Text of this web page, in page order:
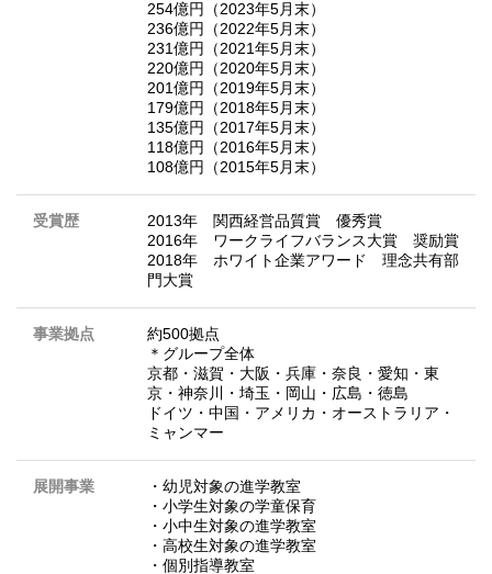
254億円（2023年5月末）
236億円（2022年5月末）
231億円（2021年5月末）
220億円（2020年5月末）
201億円（2019年5月末）
179億円（2018年5月末）
135億円（2017年5月末）
118億円（2016年5月末）
108億円（2015年5月末）
受賞歴
2013年 関西経営品質賞 優秀賞
2016年 ワークライフバランス大賞 奨励賞
2018年 ホワイト企業アワード 理念共有部
門大賞
事業拠点
約500拠点
＊グループ全体
京都・滋賀・大阪・兵庫・奈良・愛知・東
京・神奈川・埼玉・岡山・広島・徳島
ドイツ・中国・アメリカ・オーストラリア・
ミャンマー
展開事業
・幼児対象の進学教室
・小学生対象の学童保育
・小中生対象の進学教室
・高校生対象の進学教室
・個別指導教室